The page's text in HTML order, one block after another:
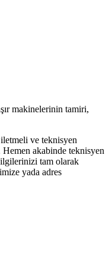
makinelerinin tamiri,
ve teknisyen
akabinde teknisyen
tam olarak
yada adres